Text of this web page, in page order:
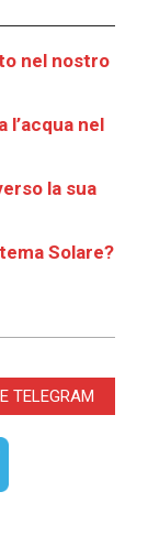
nel nostro
l’acqua nel
la sua
Solare?
TELEGRAM